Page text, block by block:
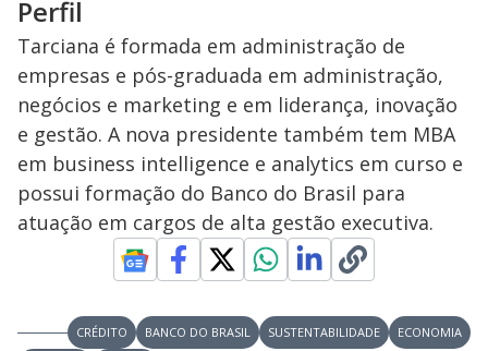
Perfil
Tarciana é formada em administração de
empresas e pós-graduada em administração,
negócios e marketing e em liderança, inovação
e gestão. A nova presidente também tem MBA
em business intelligence e analytics em curso e
possui formação do Banco do Brasil para
atuação em cargos de alta gestão executiva.
CRÉDITO BANCO DO BRASIL SUSTENTABILIDADE
ECONOMIA